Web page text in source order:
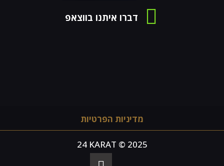
דברו איתנו בווצאפ
מדיניות הפרטיות
24 KARAT © 2025